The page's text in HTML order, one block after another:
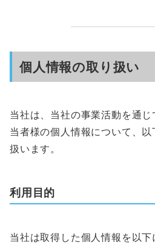
個人情報の取り扱い
当社は、当社の事業活動を通
当者様の個人情報について、以
扱います。
利用目的
当社は取得した個人情報を以